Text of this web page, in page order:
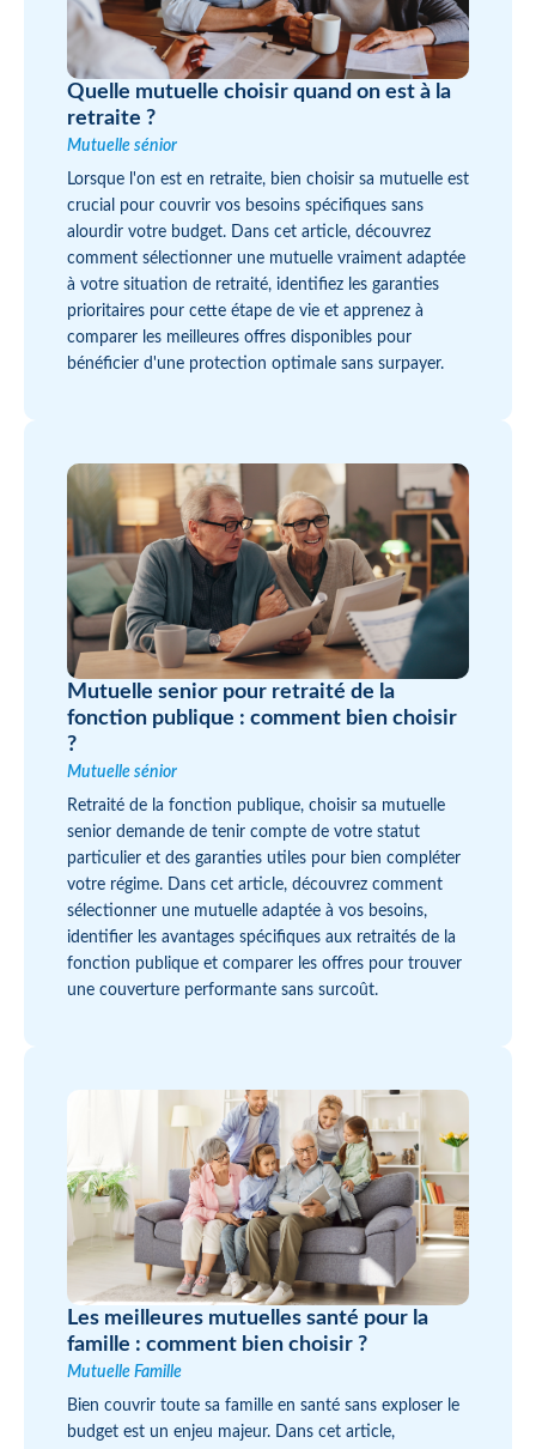
Quelle mutuelle choisir quand on est à la
retraite ?
Mutuelle sénior
Lorsque l'on est en retraite, bien choisir sa mutuelle est
crucial pour couvrir vos besoins spécifiques sans
alourdir votre budget. Dans cet article, découvrez
comment sélectionner une mutuelle vraiment adaptée
à votre situation de retraité, identifiez les garanties
prioritaires pour cette étape de vie et apprenez à
comparer les meilleures offres disponibles pour
bénéficier d'une protection optimale sans surpayer.
Mutuelle senior pour retraité de la
fonction publique : comment bien choisir
?
Mutuelle sénior
Retraité de la fonction publique, choisir sa mutuelle
senior demande de tenir compte de votre statut
particulier et des garanties utiles pour bien compléter
votre régime. Dans cet article, découvrez comment
sélectionner une mutuelle adaptée à vos besoins,
identifier les avantages spécifiques aux retraités de la
fonction publique et comparer les offres pour trouver
une couverture performante sans surcoût.
Les meilleures mutuelles santé pour la
famille : comment bien choisir ?
Mutuelle Famille
Bien couvrir toute sa famille en santé sans exploser le
budget est un enjeu majeur. Dans cet article,